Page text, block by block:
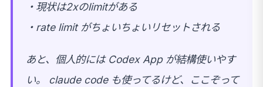
・現状は2xのlimitがある
・rate limit がちょいちょいリセットされる
あと、個人的には Codex App が結構使いやす
い。 claude code も使ってるけど、ここぞって